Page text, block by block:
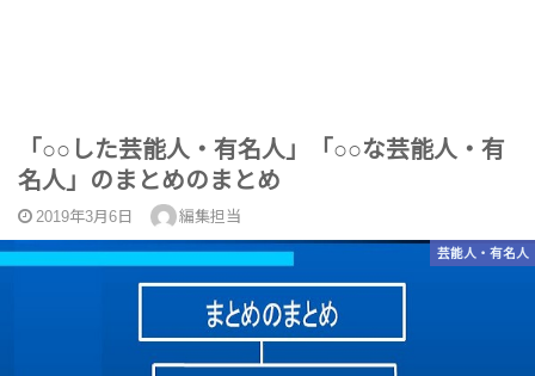
「○○した芸能人・有名人」「○○な芸能人・有
名人」のまとめのまとめ
2019年3月6日 編集担当
芸能人・有名人